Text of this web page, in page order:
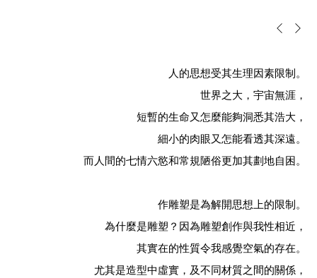
Previous
Next
人的思想受其生理因素限制。
世界之大，宇宙無涯，
短暫的生命又怎麼能夠洞悉其浩大，
細小的肉眼又怎能看透其深遠。
而人間的七情六慾和常規陋俗更加其劃地自困。
作雕塑是為解開思想上的限制。
為什麼是雕塑？因為雕塑創作與我性相近，
其實在的性質令我感覺空氣的存在。
尤其是造型中虛實，及不同材質之間的關係，